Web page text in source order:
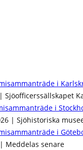
i
Sjöofficerssällskapet
i
| Sjöhistoriska
i
Meddelas senare